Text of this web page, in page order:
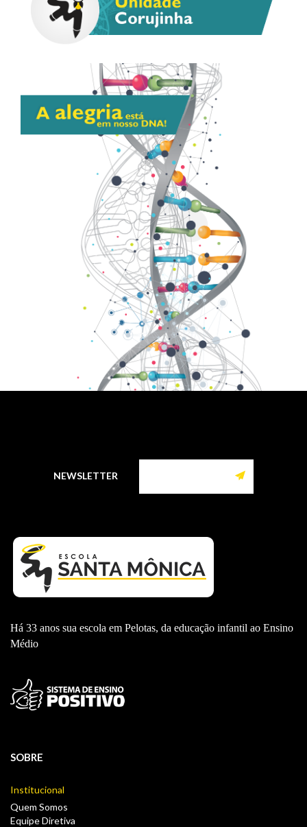
NEWSLETTER
Há 33 anos sua escola em Pelotas, da educação infantil ao Ensino
Médio
SOBRE
Institucional
Quem Somos
Equipe Diretiva